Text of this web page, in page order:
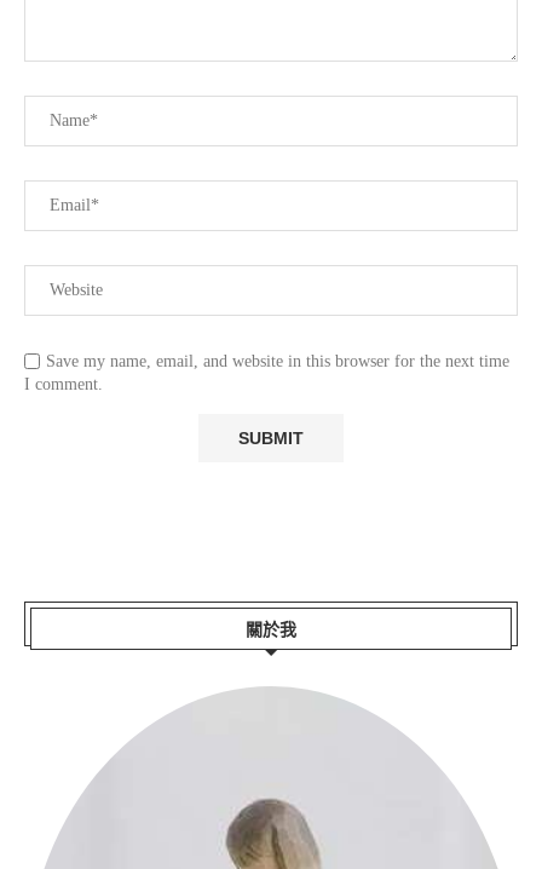
Save my name, email, and website in this browser for the next time
I comment.
關於我